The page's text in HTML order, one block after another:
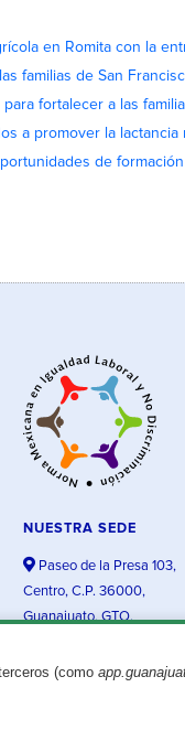
en Romita con la
familias de San
fortalecer a las
a promover la lactancia
de
(como
NUESTRA SEDE
Paseo de la Presa 103,
Centro, C.P. 36000,
Guanajuato, GTO.
Aviso